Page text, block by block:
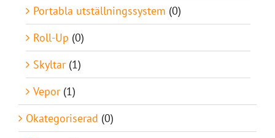
Portabla utställningssystem (0)
Roll-Up (0)
Skyltar (1)
Vepor (1)
Okategoriserad (0)